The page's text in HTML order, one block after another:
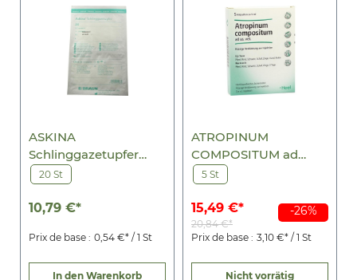
ASKINA
Schlinggazetupfer
pflaumengr.steril
20 St
10,79 €*
Prix de base : 0,54 €* / 1 St
In den Warenkorb
-26%
ATROPINUM
COMPOSITUM ad
us.vet.Ampullen
5 St
15,49 €*
20,84 €*
Prix de base : 3,10 €* / 1 St
Nicht vorrätig